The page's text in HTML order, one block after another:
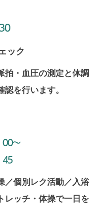
ック
拍・血圧の測定と体調
認を行います。
00～
45
／個別レク活動／入浴
レッチ・体操で一日を